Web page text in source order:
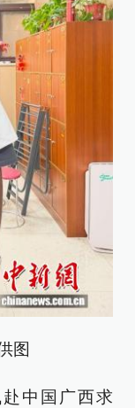
图
中国广西求